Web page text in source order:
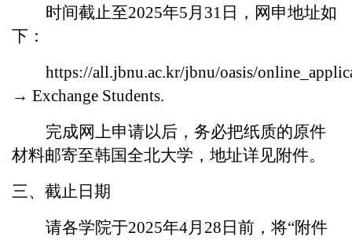
时间截止至2025年5月31日，网申地址如
下：
https://all.jbnu.ac.kr/jbnu/oasis/
→ Exchange Students.
完成网上申请以后，务必把纸质的原件
材料邮寄至韩国全北大学，地址详见附件。
三、截止日期
请各学院于2025年4月28日前，将“附件